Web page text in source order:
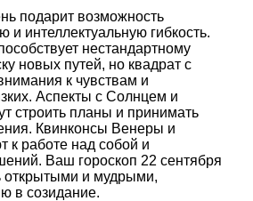
подарит возможность
и интеллектуальную гибкость.
нестандартному
новых путей, но квадрат с
к чувствам и
Аспекты с Солнцем и
строить планы и принимать
Квинконсы Венеры и
к работе над собой и
Ваш гороскоп 22 сентября
открытыми и мудрыми,
в созидание.